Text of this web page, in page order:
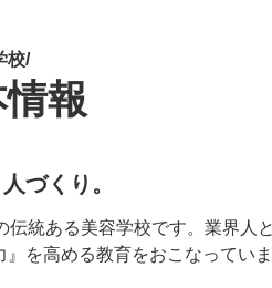
校/
報
づくり。
伝統ある美容学校です。業界人
』を高める教育をおこなっていま